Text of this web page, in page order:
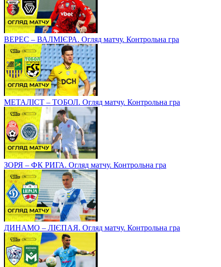
ВЕРЕС – ВАЛМІЄРА. Огляд матчу. Контрольна гра
МЕТАЛІСТ – ТОБОЛ. Огляд матчу. Контрольна гра
ЗОРЯ – ФК РИГА. Огляд матчу. Контрольна гра
ДИНАМО – ЛІЄПАЯ. Огляд матчу. Контрольна гра